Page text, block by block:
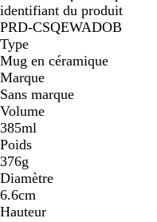
identifiant du produit
PRD-CSQEWADOB
Type
Mug en céramique
Marque
Sans marque
Volume
385ml
Poids
376g
Diamètre
6.6cm
Hauteur